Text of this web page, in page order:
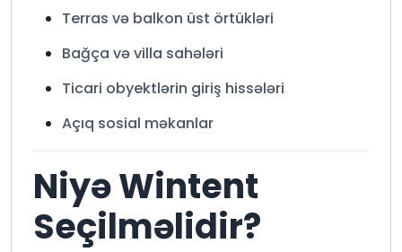
Terras və balkon üst örtükləri
Bağça və villa sahələri
Ticari obyektlərin giriş hissələri
Açıq sosial məkanlar
Niyə Wintent
Seçilməlidir?